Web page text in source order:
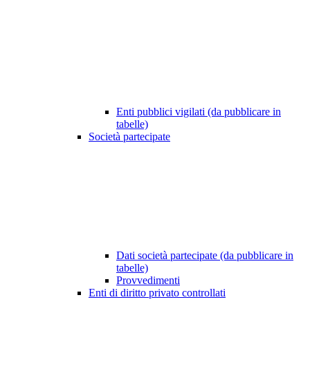
Enti pubblici vigilati (da pubblicare in
tabelle)
Società partecipate
Dati società partecipate (da pubblicare in
tabelle)
Provvedimenti
Enti di diritto privato controllati